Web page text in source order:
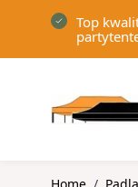
Top